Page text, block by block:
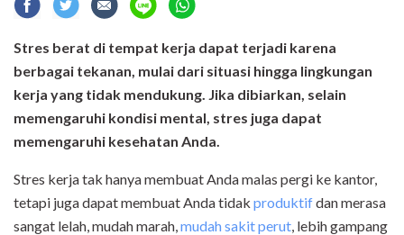
Stres berat di tempat kerja dapat terjadi karena
berbagai tekanan, mulai dari situasi hingga lingkungan
kerja yang tidak mendukung. Jika dibiarkan, selain
memengaruhi kondisi mental, stres juga dapat
memengaruhi kesehatan Anda.
Stres kerja tak hanya membuat Anda malas pergi ke kantor,
tetapi juga dapat membuat Anda tidak produktifdan merasa
sangat lelah, mudah marah,mudah sakit perut, lebih gampang